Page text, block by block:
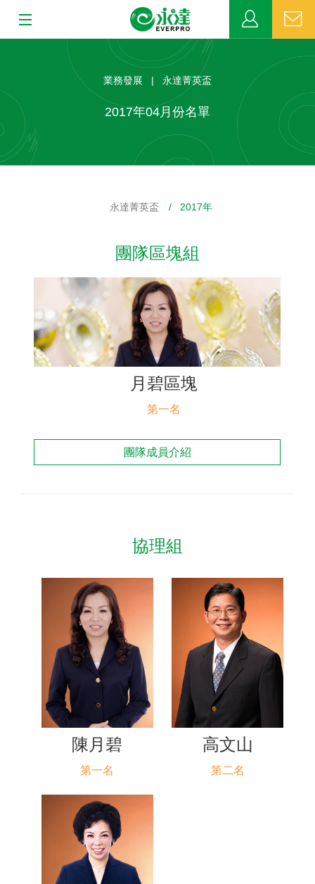
MDRT
網站連結
聯絡我們
業務發展 | 永達菁英盃
2017年04月份名單
永達菁英盃 / 2017年
團隊區塊組
月碧區塊
第一名
團隊成員介紹
協理組
陳月碧
第一名
高文山
第二名